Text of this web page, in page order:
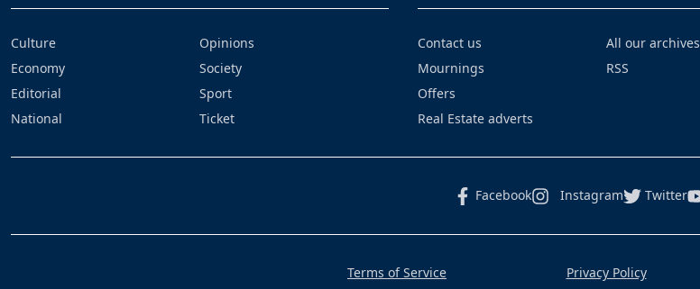
Culture
Economy
Editorial
National
Opinions
Society
Sport
Ticket
Contact us
Mournings
Offers
Real Estate adverts
All our archives
RSS
Facebook Instagram Twitter
Terms of Service Privacy Policy